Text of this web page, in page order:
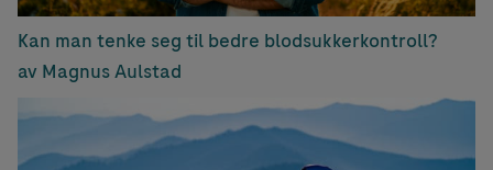
Kan man tenke seg til bedre blodsukkerkontroll?
av Magnus Aulstad